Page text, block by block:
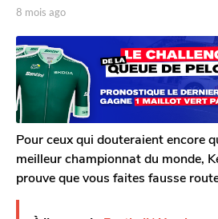
8
m
o
i
s
a
g
o
p
r
T
o
m
G
a
l
r
o
n
8 mois ago
i
s
g
o
Pour ceux qui douteraient encore
meilleur championnat du monde,
prouve que vous faites fausse